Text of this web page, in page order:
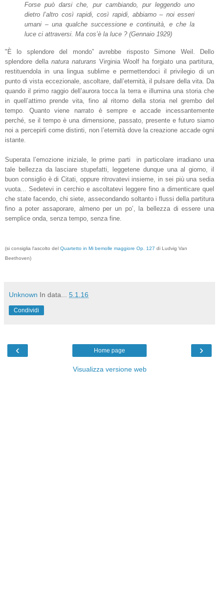
Forse può darsi che, pur cambiando, pur leggendo uno
dietro l’altro così rapidi, così rapidi, abbiamo – noi esseri
umani – una qualche successione e continuità, e che la
luce ci attraversi. Ma cos’è la luce ? (Gennaio 1929)
" È lo splendore del mondo” avrebbe risposto Simone Weil. Dello
splendore della natura naturans Virginia Woolf ha forgiato una partitura,
restituendola in una lingua sublime e permettendoci il privilegio di un
punto di vista eccezionale, ascoltare, dall’eternità, il pulsare della vita. Da
quando il primo raggio dell’aurora tocca la terra e illumina una storia che
in quell’attimo prende vita, fino al ritorno della storia nel grembo del
tempo. Quanto viene narrato è sempre e accade incessantemente
perché, se il tempo è una dimensione, passato, presente e futuro siamo
noi a percepirli come distinti, non l’eternità dove la creazione accade ogni
istante.
Superata l’emozione iniziale, le prime parti in particolare irradiano una
tale bellezza da lasciare stupefatti, leggetene dunque una al giorno, il
buon consiglio è di Citati, oppure ritrovatevi insieme, in sei più una sedia
vuota... Sedetevi in cerchio e ascoltatevi leggere fino a dimenticare quel
che state facendo, chi siete, assecondando soltanto i flussi della partitura
fino a poter assaporare, almeno per un po’, la bellezza di essere una
semplice onda, senza tempo, senza fine.
(si consiglia l'ascolto del Quartetto in Mi bemolle maggiore Op. 127 di Ludvig Van
Beethoven)
Unknown In data... 5.1.16
Condividi
‹ ›
Home page
Visualizza versione web